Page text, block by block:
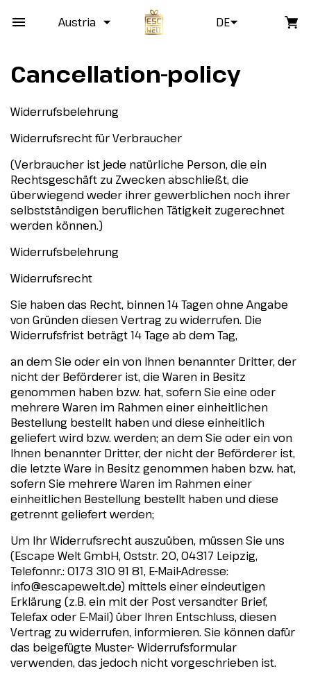
Austria DE
Cancellation-policy
Widerrufsbelehrung
Widerrufsrecht für Verbraucher
(Verbraucher ist jede natürliche Person, die ein
Rechtsgeschäft zu Zwecken abschließt, die
überwiegend weder ihrer gewerblichen noch ihrer
selbstständigen beruflichen Tätigkeit zugerechnet
werden können.)
Widerrufsbelehrung
Widerrufsrecht
Sie haben das Recht, binnen 14 Tagen ohne Angabe
von Gründen diesen Vertrag zu widerrufen. Die
Widerrufsfrist beträgt 14 Tage ab dem Tag,
an dem Sie oder ein von Ihnen benannter Dritter, der
nicht der Beförderer ist, die Waren in Besitz
genommen haben bzw. hat, sofern Sie eine oder
mehrere Waren im Rahmen einer einheitlichen
Bestellung bestellt haben und diese einheitlich
geliefert wird bzw. werden; an dem Sie oder ein von
Ihnen benannter Dritter, der nicht der Beförderer ist,
die letzte Ware in Besitz genommen haben bzw. hat,
sofern Sie mehrere Waren im Rahmen einer
einheitlichen Bestellung bestellt haben und diese
getrennt geliefert werden;
Um Ihr Widerrufsrecht auszuüben, müssen Sie uns
(Escape Welt GmbH, Oststr. 20, 04317 Leipzig,
Telefonnr.: 0173 310 91 81, E-Mail-Adresse:
info@escapewelt.de) mittels einer eindeutigen
Erklärung (z.B. ein mit der Post versandter Brief,
Telefax oder E-Mail) über Ihren Entschluss, diesen
Vertrag zu widerrufen, informieren. Sie können dafür
das beigefügte Muster- Widerrufsformular
verwenden, das jedoch nicht vorgeschrieben ist.